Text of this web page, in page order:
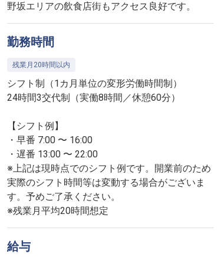
野坂エリアの飲食店街もアクセス良好です。
勤務時間
残業月20時間以内
シフト制（1カ月単位の変形労働時間制）
24時間3交代制（実働8時間／休憩60分）
【シフト例】
・早番 7:00 〜 16:00
・遅番 13:00 〜 22:00
※上記は現時点でのシフト例です。開業前のため
実際のシフト時間等は変動する場合がございま
す。予めご了承ください。
※残業月平均20時間想定
給与